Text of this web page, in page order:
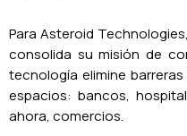
Para Asteroid
consolida su misión de
tecnología elimine
espacios: bancos,
ahora, comercios.